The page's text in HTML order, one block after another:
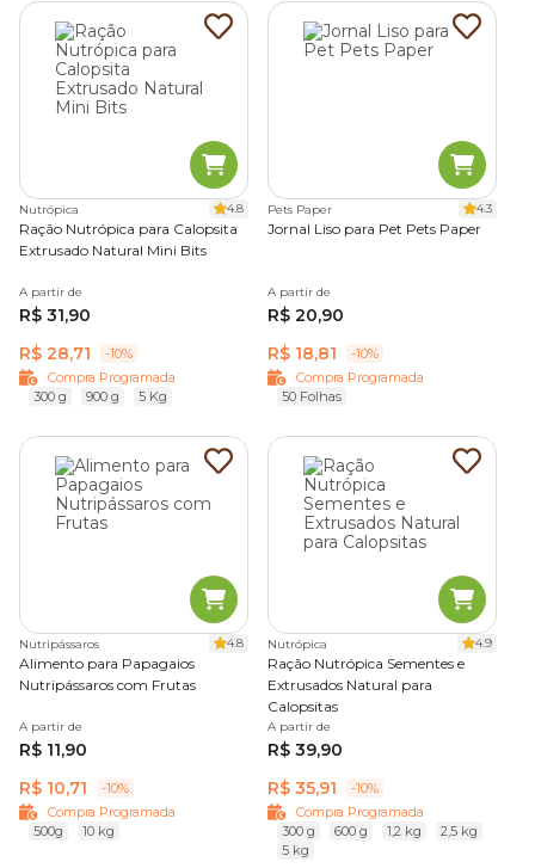
Nutrópica 4.8
Ração Nutrópica para Calopsita
Extrusado Natural Mini Bits
A partir de
R$ 31,90
R$ 28,71
-10%
Compra Programada
300 g
900 g 5 Kg
Pets Paper 4.3
Jornal Liso para Pet Pets Paper
A partir de
R$ 20,90
R$ 18,81
-10%
Compra Programada
50 Folhas
Nutripássaros 4.8
Alimento para Papagaios
Nutripássaros com Frutas
A partir de
R$ 11,90
R$ 10,71
-10%
Compra Programada
500g
10 kg
Nutrópica 4.9
Ração Nutrópica Sementes e
Extrusados Natural para
Calopsitas
A partir de
R$ 39,90
R$ 35,91
-10%
Compra Programada
300 g
600 g 1,2 kg
2,5 kg
5 kg